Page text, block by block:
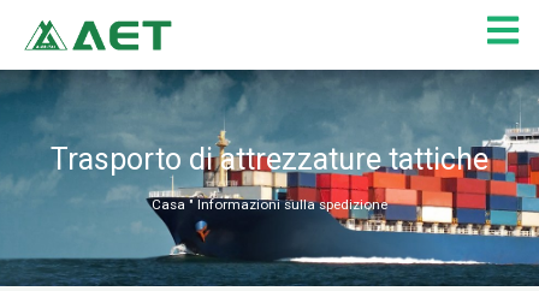
contenuto
Trasporto di attrezzature tattiche
Casa " Informazioni sulla spedizione